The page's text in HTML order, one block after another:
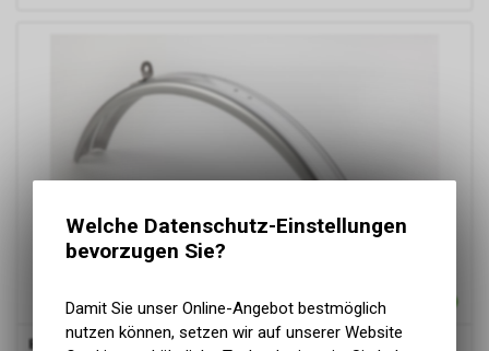
Brompton RR Mudguard Blade + Flap R VER Silver
Welche Datenschutz-Einstellungen
bevorzugen Sie?
Damit Sie unser Online-Angebot bestmöglich
nutzen können, setzen wir auf unserer Website